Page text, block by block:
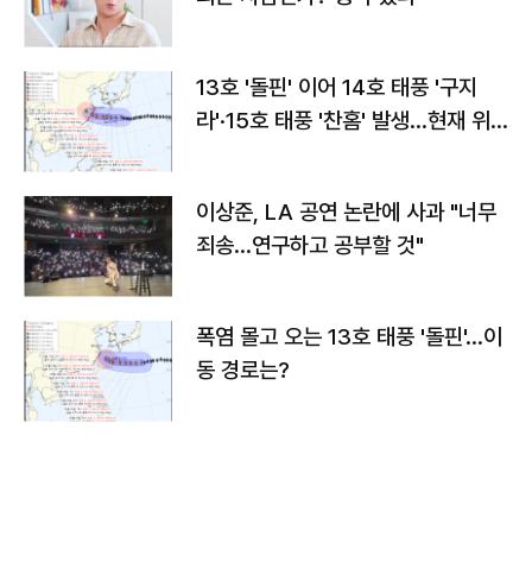
13호 '돌핀' 이어 14호 태풍 '구지
라'·15호 태풍 '찬홈' 발생…현재 위
이상준, LA 공연 논란에 사과 "너무
죄송…연구하고 공부할 것"
폭염 몰고 오는 13호 태풍 '돌핀'…이
동 경로는?